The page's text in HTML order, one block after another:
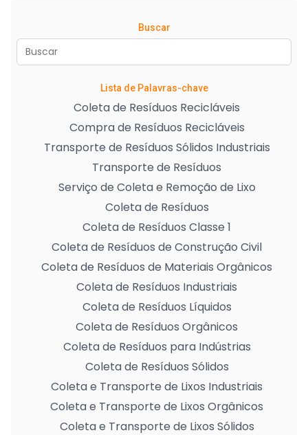
Buscar
Lista de Palavras-chave
Coleta de Resíduos Recicláveis
Compra de Resíduos Recicláveis
Transporte de Resíduos Sólidos Industriais
Transporte de Resíduos
Serviço de Coleta e Remoção de Lixo
Coleta de Resíduos
Coleta de Resíduos Classe 1
Coleta de Resíduos de Construção Civil
Coleta de Resíduos de Materiais Orgânicos
Coleta de Resíduos Industriais
Coleta de Resíduos Líquidos
Coleta de Resíduos Orgânicos
Coleta de Resíduos para Indústrias
Coleta de Resíduos Sólidos
Coleta e Transporte de Lixos Industriais
Coleta e Transporte de Lixos Orgânicos
Coleta e Transporte de Lixos Sólidos